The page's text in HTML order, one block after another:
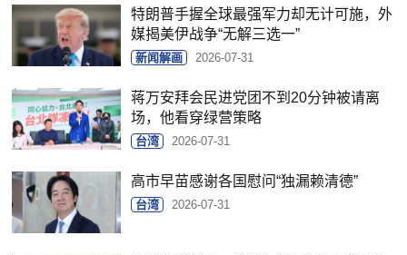
特朗普手握全球最强军力却无计可施，外
媒揭美伊战争“无解三选一”
新闻解画 2026-07-31
蒋万安拜会民进党团不到20分钟被请离
场，他看穿绿营策略
台湾 2026-07-31
高市早苗感谢各国慰问“独漏赖清德”
台湾 2026-07-31